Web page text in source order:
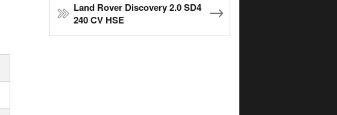
Land Rover Discovery 2.0 SD4
240 CV HSE